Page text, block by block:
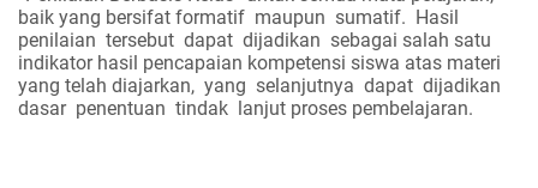
baik yang bersifat formatif maupun sumatif. Hasil
penilaian tersebut dapat dijadikan sebagai salah satu
indikator hasil pencapaian kompetensi siswa atas materi
yang telah diajarkan, yang selanjutnya dapat dijadikan
dasar penentuan tindak lanjut proses pembelajaran.